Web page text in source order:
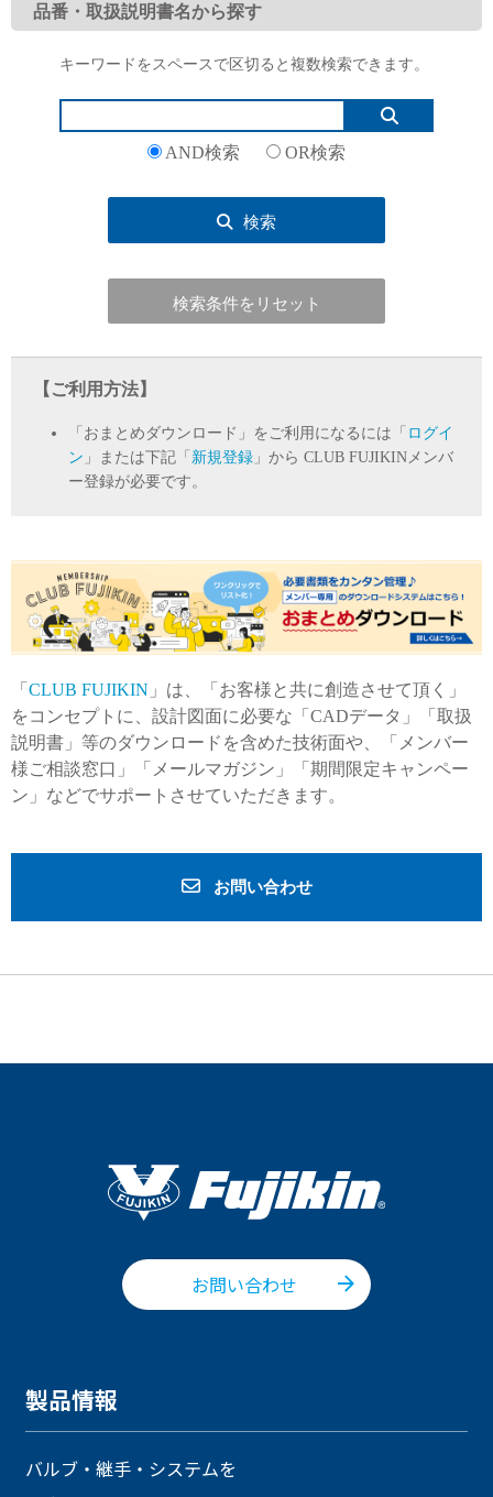
品番・取扱説明書名から探す
キーワードをスペースで区切ると複数検索できます。
AND検索 OR検索
検索
検索条件をリセット
【ご利用方法】
「おまとめダウンロード」をご利用になるには「 ログイ
ン 」または下記「 新規登録 」から CLUB FUJIKINメンバ
ー登録が必要です。
「 CLUB FUJIKIN 」は、「お客様と共に創造させて頂く」
をコンセプトに、設計図面に必要な「CADデータ」「取扱
説明書」等のダウンロードを含めた技術面や、「メンバー
様ご相談窓口」「メールマガジン」「期間限定キャンペー
ン」などでサポートさせていただきます。
お問い合わせ
お問い合わせ
製品情報
バルブ・継手・システムを